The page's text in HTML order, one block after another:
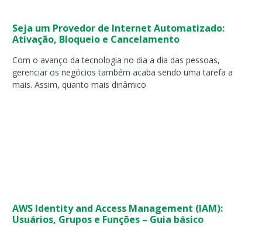
Seja um Provedor de Internet Automatizado:
Ativação, Bloqueio e Cancelamento
Com o avanço da tecnologia no dia a dia das pessoas,
gerenciar os negócios também acaba sendo uma tarefa a
mais. Assim, quanto mais dinâmico
AWS Identity and Access Management (IAM):
Usuários, Grupos e Funções – Guia básico